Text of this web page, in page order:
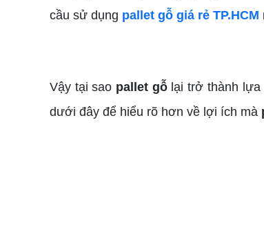
cầu sử dụng pallet gỗ giá rẻ TP.HCM
Vậy tại sao pallet gỗlại trở thành lựa
dưới đây để hiểu rõ hơn về lợi ích mà